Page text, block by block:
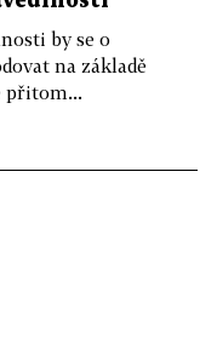
by se o
na základě
přitom...